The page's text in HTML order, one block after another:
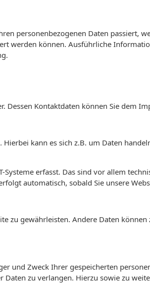
personenbezogenen Daten passiert,
werden können. Ausführliche
Kontaktdaten können Sie dem
kann es sich z.B. um Daten
erfasst. Das sind vor allem
automatisch, sobald Sie unsere
zu gewährleisten. Andere Daten
und Zweck Ihrer gespeicherten
zu verlangen. Hierzu sowie zu